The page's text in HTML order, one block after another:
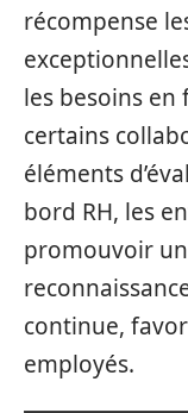
récompense
les besoins
certains
éléments
bord RH, les
promouvoir
continue,
employés.